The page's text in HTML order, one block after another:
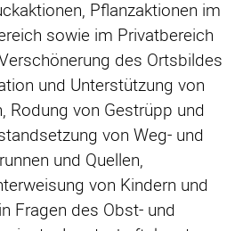
Pflanzaktionen im
sowie im Privatbereich
des Ortsbildes
und Unterstützung von
Rodung von Gestrüpp und
von Weg- und
und Quellen,
von Kindern und
Fragen des Obst- und